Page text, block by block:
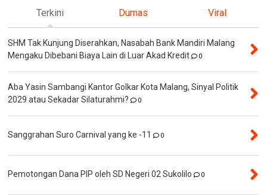
Terkini Dumas Viral
SHM Tak Kunjung Diserahkan, Nasabah Bank Mandiri Malang
Mengaku Dibebani Biaya Lain di Luar Akad Kredit
0
Aba Yasin Sambangi Kantor Golkar Kota Malang, Sinyal Politik
2029 atau Sekadar Silaturahmi?
0
Sanggrahan Suro Carnival yang ke -11 0
Pemotongan Dana PIP oleh SD Negeri 02 Sukolilo 0